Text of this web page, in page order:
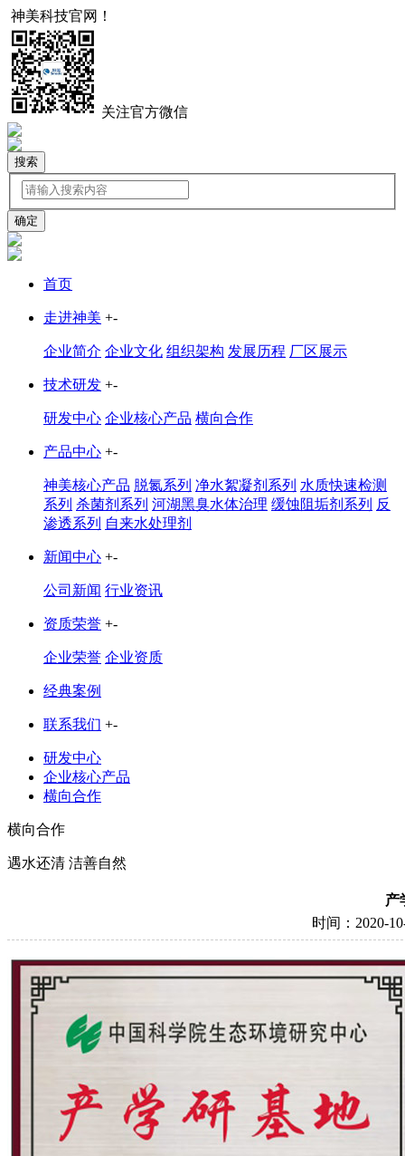
神美科技官网！
关注官方微信
搜索
首页
走进神美 +-
企业简介 企业文化 组织架构 发展历程 厂区展示
技术研发 +-
研发中心 企业核心产品 横向合作
产品中心 +-
神美核心产品 脱氮系列 净水絮凝剂系列 水质快速检测
系列 杀菌剂系列 河湖黑臭水体治理 缓蚀阻垢剂系列 反
渗透系列 自来水处理剂
新闻中心 +-
公司新闻 行业资讯
资质荣誉 +-
企业荣誉 企业资质
经典案例
联系我们 +-
研发中心
企业核心产品
横向合作
横向合作
遇水还清 洁善自然
产
时间：2020-